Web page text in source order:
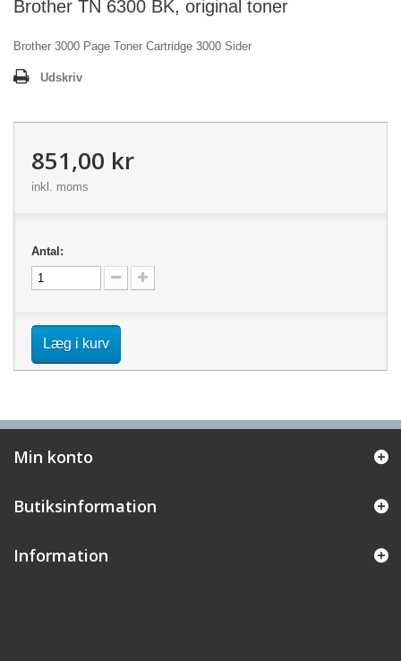
Brother TN 6300 BK, original toner
Brother 3000 Page Toner Cartridge 3000 Sider
Udskriv
851,00 kr
inkl. moms
Antal:
Læg i kurv
Min konto
Butiksinformation
Information